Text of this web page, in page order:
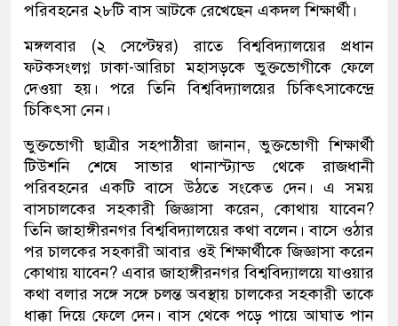
পরিবহনের ২৮টি বাস আটকে রেখেছেন একদল শিক্ষার্থী।
মঙ্গলবার (২ সেপ্টেম্বর) রাতে বিশ্ববিদ্যালয়ের প্রধান
ফটকসংলগ্ন ঢাকা-আরিচা মহাসড়কে ভুক্তভোগীকে ফেলে
দেওয়া হয়। পরে তিনি বিশ্ববিদ্যালয়ের চিকিৎসাকেন্দ্রে
চিকিৎসা নেন।
ভুক্তভোগী ছাত্রীর সহপাঠীরা জানান, ভুক্তভোগী শিক্ষার্থী
টিউশনি শেষে সাভার থানাস্ট্যান্ড থেকে রাজধানী
পরিবহনের একটি বাসে উঠতে সংকেত দেন। এ সময়
বাসচালকের সহকারী জিজ্ঞাসা করেন, কোথায় যাবেন?
তিনি জাহাঙ্গীরনগর বিশ্ববিদ্যালয়ের কথা বলেন। বাসে ওঠার
পর চালকের সহকারী আবার ওই শিক্ষার্থীকে জিজ্ঞাসা করেন
কোথায় যাবেন? এবার জাহাঙ্গীরনগর বিশ্ববিদ্যালয়ে যাওয়ার
কথা বলার সঙ্গে সঙ্গে চলন্ত অবস্থায় চালকের সহকারী তাকে
ধাক্কা দিয়ে ফেলে দেন। বাস থেকে পড়ে পায়ে আঘাত পান